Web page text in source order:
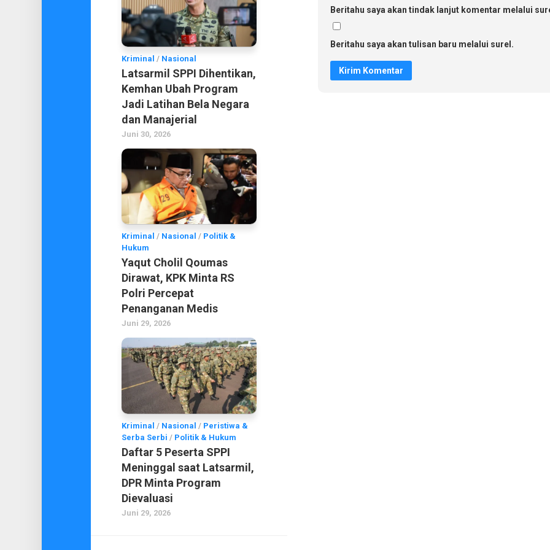
Beritahu saya akan tindak lanjut komentar melalui
Beritahu saya akan tulisan baru melalui surel.
Kriminal / Nasional
Latsarmil SPPI Dihentikan,
Kemhan Ubah Program
Jadi Latihan Bela Negara
dan Manajerial
Juni 30, 2026
Kriminal / Nasional / Politik &
Hukum
Yaqut Cholil Qoumas
Dirawat, KPK Minta RS
Polri Percepat
Penanganan Medis
Juni 29, 2026
Kriminal / Nasional / Peristiwa &
Serba Serbi / Politik & Hukum
Daftar 5 Peserta SPPI
Meninggal saat Latsarmil,
DPR Minta Program
Dievaluasi
Juni 29, 2026